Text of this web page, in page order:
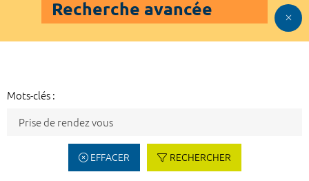
Recherche avancée
Mots-clés :
EFFACER RECHERCHER